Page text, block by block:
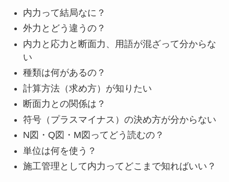
内力って結局なに？
外力とどう違うの？
内力と応力と断面力、用語が混ざって分からな
い
種類は何があるの？
計算方法（求め方）が知りたい
断面力との関係は？
符号（プラスマイナス）の決め方が分からない
N図・Q図・M図ってどう読むの？
単位は何を使う？
施工管理として内力ってどこまで知ればいい？